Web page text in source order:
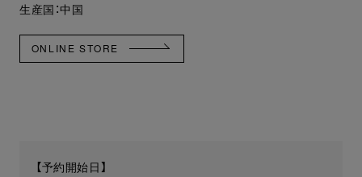
生産国：中国
ONLINE STORE
【予約開始日】